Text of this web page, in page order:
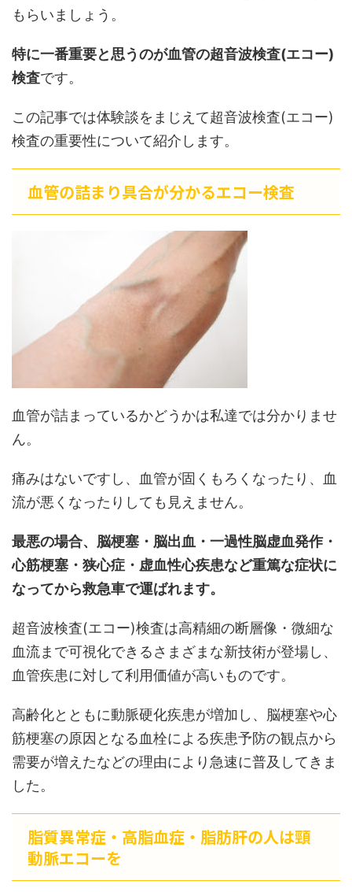
もらいましょう。
特に一番重要と思うのが血管の超音波検査(エコー)
検査です。
この記事では体験談をまじえて超音波検査(エコー)
検査の重要性について紹介します。
血管の詰まり具合が分かるエコー検査
血管が詰まっているかどうかは私達では分かりませ
ん。
痛みはないですし、血管が固くもろくなったり、血
流が悪くなったりしても見えません。
最悪の場合、脳梗塞・脳出血・一過性脳虚血発作・
心筋梗塞・狭心症・虚血性心疾患など重篤な症状に
なってから救急車で運ばれます。
超音波検査(エコー)検査は高精細の断層像・微細な
血流まで可視化できるさまざまな新技術が登場し、
血管疾患に対して利用価値が高いものです。
高齢化とともに動脈硬化疾患が増加し、脳梗塞や心
筋梗塞の原因となる血栓による疾患予防の観点から
需要が増えたなどの理由により急速に普及してきま
した。
脂質異常症・高脂血症・脂肪肝の人は頸
動脈エコーを